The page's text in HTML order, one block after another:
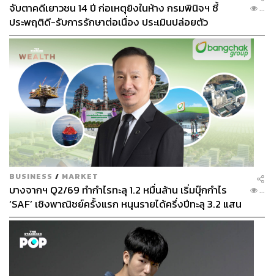
วันที่ 7 กุมภาพันธ์ เมื่อสังเกตจากบริเวณบ้านแม่กุใหม่ อำเภอ
แม่สอด จังหวัดตาก จะสามารถมองเห็นสิ่งปลูกสร้างของเคเค
พาร์ก ฐานที่ตั้งสำคัญของกระบวนการสแกมเมอร์ระดับชาติ
ทั้งแก๊งคอลเซ็นเตอร์และแก๊งค้ามนุษย์
ทีมข่าวพบว่าเจ้าหน้าที่ Security Staff ยังคงประจำการลาด
ตระเวนรอบอาคารที่ถูกล้อมด้วยกำแพงปูนสูงและรั้วลวด
หนาม นานๆ ครั้งจะมีคนในอาคารเคลื่อนไหวผ่านหน้าต่าง
เมื่อฝั่งไทยมีความเคลื่อนไหวเจ้าหน้าที่ของฝั่งเมียนมาจะขยับ
มาสังเกตการณ์ฝั่งตรงข้ามทันที และบริเวณใกล้กันยังมีการ
ก่อสร้างเดินหน้าต่อเนื่อง
จับตาคดีเยาวชน 14 ปี ก่อเหตุยิงในห้าง กรมพินิจฯ ชี้
ประพฤติดี-รับการรักษาต่อเนื่อง ประเมินปล่อยตัว
...
BUSINESS / MARKET
บางจากฯ Q2/69 ทำกำไรทะลุ 1.2 หมื่นล้าน เริ่มบุ๊กกำไร
‘SAF’ เชิงพาณิชย์ครั้งแรก หนุนรายได้ครึ่งปีทะลุ 3.2 แสน
ล้าน
...